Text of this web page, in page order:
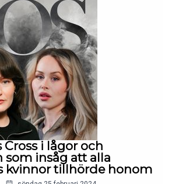
Cross i lågor och
som insåg att alla
kvinnor tillhörde honom